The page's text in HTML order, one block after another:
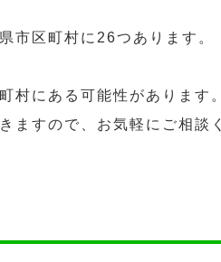
市区町村に26つあります。
村にある可能性があります。
ますので、お気軽にご相談く